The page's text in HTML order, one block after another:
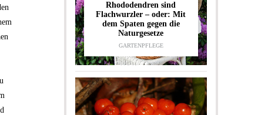
Rhododendren sind
Flachwurzler – oder: Mit
dem Spaten gegen die
Naturgesetze
GARTENPFLEGE